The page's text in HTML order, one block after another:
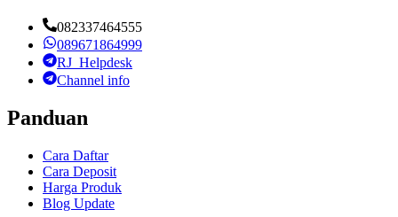
082337464555
089671864999
RJ_Helpdesk
Channel info
Panduan
Cara Daftar
Cara Deposit
Harga Produk
Blog Update